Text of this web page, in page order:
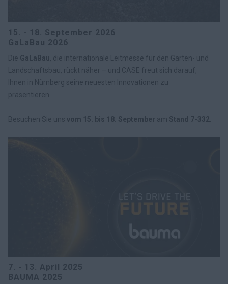
15. - 18. September 2026
GaLaBau 2026
Die GaLaBau, die internationale Leitmesse für den Garten- und
Landschaftsbau, rückt näher – und CASE freut sich darauf,
Ihnen in Nürnberg seine neuesten Innovationen zu
präsentieren.
Besuchen Sie uns vom 15. bis 18. September am Stand 7-332
7. - 13. April 2025
BAUMA 2025